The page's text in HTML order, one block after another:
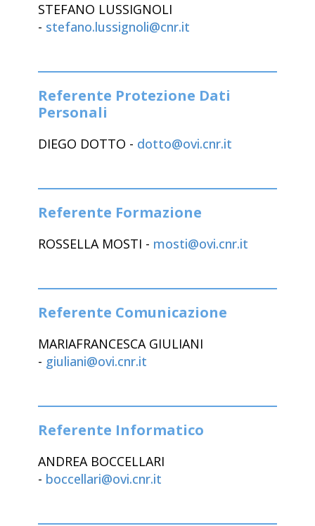
STEFANO LUSSIGNOLI
- stefano.lussignoli@cnr.it
Referente Protezione Dati
Personali
DIEGO DOTTO - dotto@ovi.cnr.it
Referente Formazione
ROSSELLA MOSTI - mosti@ovi.cnr.it
Referente Comunicazione
MARIAFRANCESCA GIULIANI
- giuliani@ovi.cnr.it
Referente Informatico
ANDREA BOCCELLARI
- boccellari@ovi.cnr.it